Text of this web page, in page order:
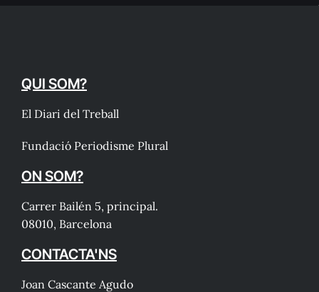
QUI SOM?
El Diari del Treball
Fundació Periodisme Plural
ON SOM?
Carrer Bailén 5, principal.
08010, Barcelona
CONTACTA'NS
Joan Cascante Agudo